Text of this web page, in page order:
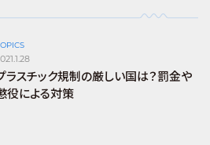
ラスチック規制の厳しい国は？罰金や
役による対策